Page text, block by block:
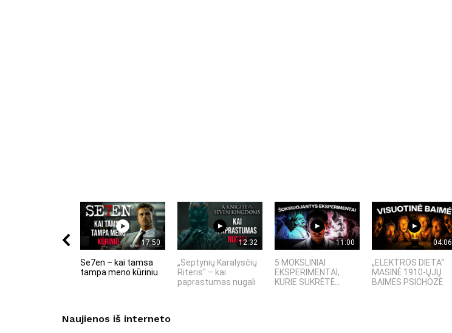
17:50
Se7en – kai tamsa
tampa meno kūriniu
12:32
„Septynių Karalysčių
Riteris" – kai
paprastumas nugali
11:00
5 MOKSLINIAI
EKSPERIMENTAI,
KURIE SUKRĖTĖ...
04:06
„ELEKTROS DIETA“:
MASINĖ 1910-ŲJŲ
BAIMĖS PSICHOZĖ
Naujienos iš interneto